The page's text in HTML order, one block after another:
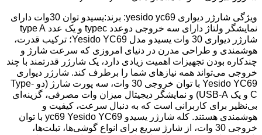
ویژگی شارژر دیواری yesido yc69: برند:یسیدو توان 30وات دارای
نمایشگر ولتاژ دارای سه خروجی دوعدد typec و یک عدد type A
شارژر دیواری 30 وات یسیدو مدل Yesido YC69؛ ترکیب قدرت،
هوشمندی و طراحی مدرن در دنیای امروزی که سرعت شارژ و
چندکاره بودن تجهیزات اهمیت زیادی دارد، یک شارژر قدرتمند با چند
خروجی می‌تواند همه نیازهای شما را برطرف کند. شارژر دیواری
Yesido YC69 با توان خروجی 30 وات، سه پورت شارژ (دو Type-
C و یک USB-A) و نمایشگر دیجیتال میزان وات مصرفی، گزینه‌ای
بی‌نظیر برای کاربرانی است که به دنبال سرعت، کیفیت و
هوشمندی هستند. کله شارژر یسیدو yc69 Yesido YC69 با توان
خروجی 30 وات، از شارژ سریع برای انواع گوشی‌ها، تبلت‌ها،